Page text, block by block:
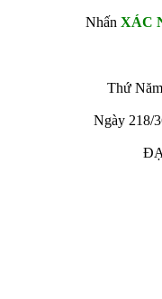
Nhấn XÁC
Thứ
Ngày 218/